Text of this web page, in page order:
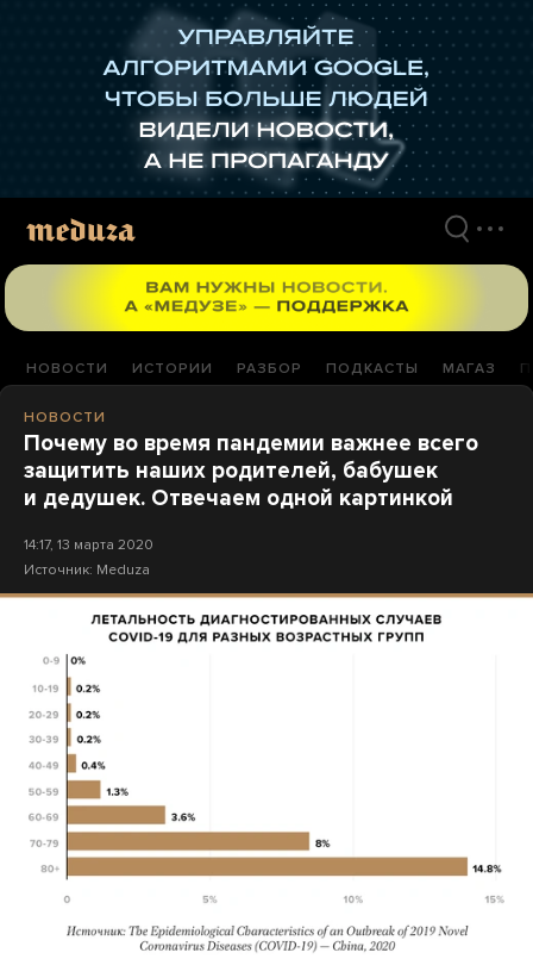
НОВОСТИ ИСТОРИИ РАЗБОР ПОДКАСТЫ МАГАЗ
НОВОСТИ
Почему во время пандемии важнее всего
защитить наших родителей, бабушек
и дедушек. Отвечаем одной картинкой
14:17, 13 марта 2020
Источник: Meduza